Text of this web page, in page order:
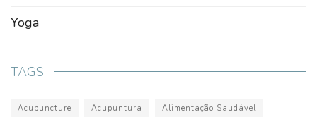
Yoga
TAGS
Acupuncture Acupuntura Alimentação Saudável